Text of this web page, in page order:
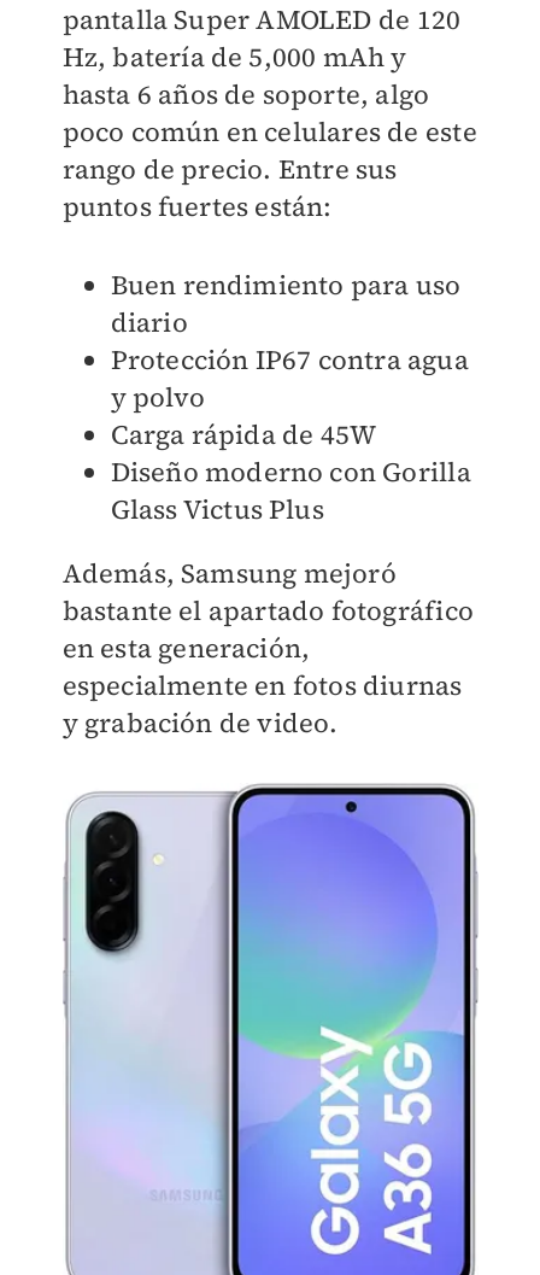
pantalla Super AMOLED de 120
Hz, batería de 5,000 mAh y
hasta 6 años de soporte, algo
poco común en celulares de este
rango de precio. Entre sus
puntos fuertes están:
Buen rendimiento para uso
diario
Protección IP67 contra agua
y polvo
Carga rápida de 45W
Diseño moderno con Gorilla
Glass Victus Plus
Además, Samsung mejoró
bastante el apartado fotográfico
en esta generación,
especialmente en fotos diurnas
y grabación de video.